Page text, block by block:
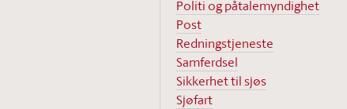
Politi og påtalemyndighet
Post
Redningstjeneste
Samferdsel
Sikkerhet til sjøs
Sjøfart